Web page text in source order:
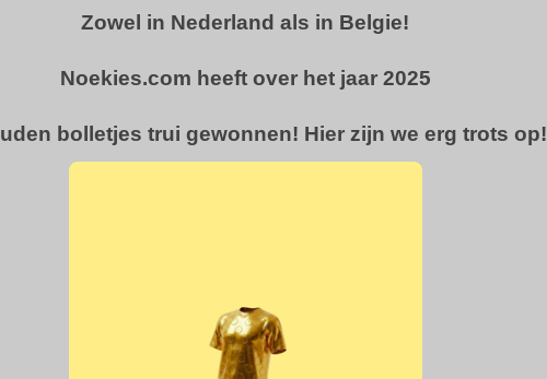
Zowel in Nederland als in Belgie!
Noekies.com heeft over het jaar 2025
bolletjes trui gewonnen! Hier zijn we erg trots op!